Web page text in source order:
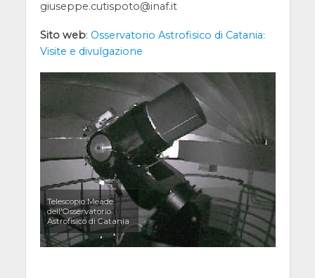
giuseppe.cutispoto@inaf.it
Sito web: Osservatorio Astrofisico di Catania:
Visite e divulgazione
Telescopio Meade
dell'Osservatorio
Astrofisico di Catania